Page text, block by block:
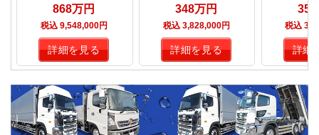
868万円
税込 9,548,000円
詳細を見る
348万円
税込 3,828,000円
詳細を見る
358
税込
詳細